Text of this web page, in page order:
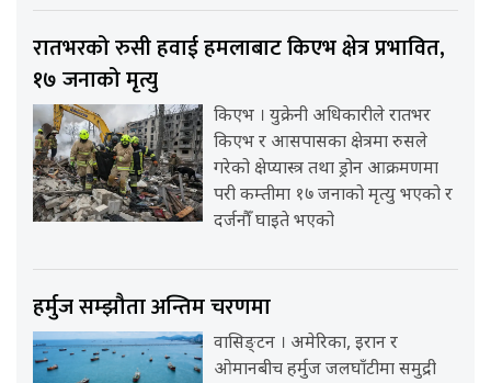
रातभरको रुसी हवाई हमलाबाट किएभ क्षेत्र प्रभावित,
१७ जनाको मृत्यु
किएभ । युक्रेनी अधिकारीले रातभर
किएभ र आसपासका क्षेत्रमा रुसले
गरेको क्षेप्यास्त्र तथा ड्रोन आक्रमणमा
परी कम्तीमा १७ जनाको मृत्यु भएको र
दर्जनौँ घाइते भएको
हर्मुज सम्झौता अन्तिम चरणमा
वासिङ्टन । अमेरिका, इरान र
ओमानबीच हर्मुज जलघाँटीमा समुद्री